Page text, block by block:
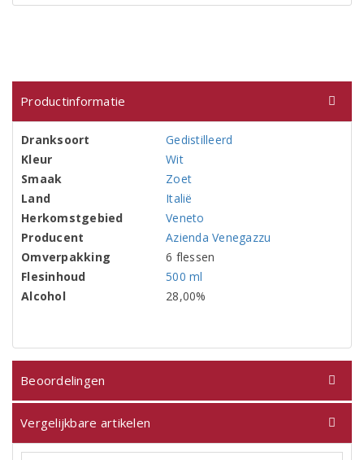
Productinformatie
Dranksoort
Gedistilleerd
Kleur
Wit
Smaak
Zoet
Land
Italië
Herkomstgebied
Veneto
Producent
Azienda Venegazzu
Omverpakking
6 flessen
Flesinhoud
500 ml
Alcohol
28,00%
Beoordelingen
Vergelijkbare artikelen